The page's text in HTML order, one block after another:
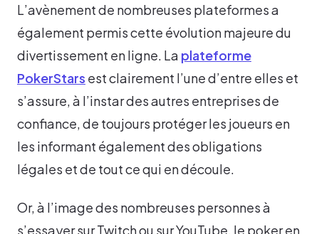
L’avènement de nombreuses plateformes a
également permis cette évolution majeure du
divertissement en ligne. La plateforme
PokerStars est clairement l’une d’entre elles et
s’assure, à l’instar des autres entreprises de
confiance, de toujours protéger les joueurs en
les informant également des obligations
légales et de tout ce qui en découle.
Or, à l’image des nombreuses personnes à
s’essayer sur Twitch ou sur YouTube, le poker en